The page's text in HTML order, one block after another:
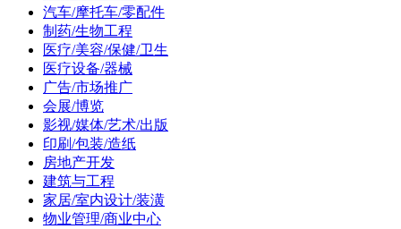
汽车/摩托车/零配件
制药/生物工程
医疗/美容/保健/卫生
医疗设备/器械
广告/市场推广
会展/博览
影视/媒体/艺术/出版
印刷/包装/造纸
房地产开发
建筑与工程
家居/室内设计/装潢
物业管理/商业中心